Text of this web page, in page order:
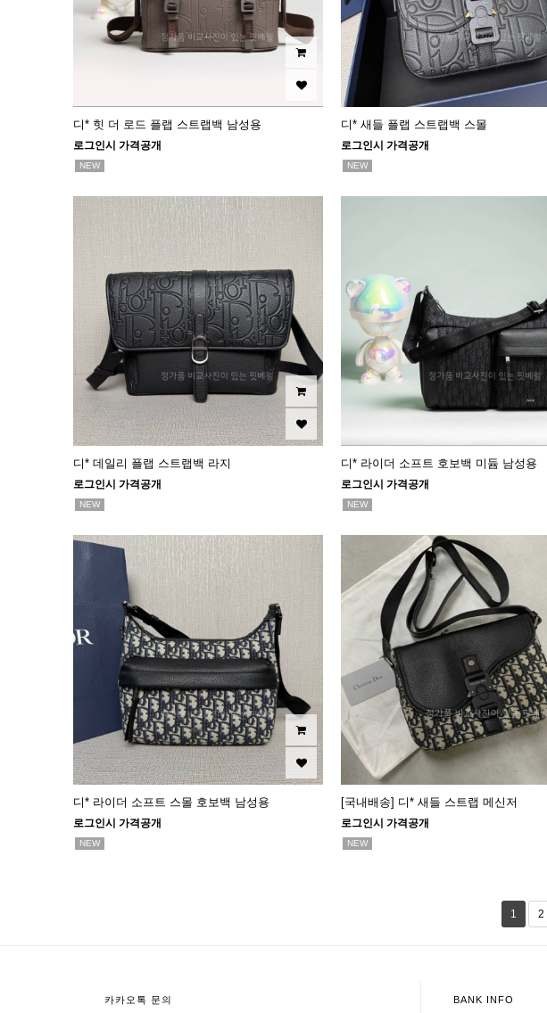
디* 힛 더 로드 플랩 스트랩백 남성용
로그인시 가격공개
NEW
디* 새들 플랩 스트랩백 스몰
로그인시 가격공개
NEW
디* 데일리 플랩 스트랩백 라지
로그인시 가격공개
NEW
디* 라이더 소프트 호보백 미듐 남성용
로그인시 가격공개
NEW
디* 라이더 소프트 스몰 호보백 남성용
로그인시 가격공개
NEW
[국내배송] 디* 새들 스트랩 메신저
로그인시 가격공개
NEW
1 2
카카오톡 문의 BANK INFO